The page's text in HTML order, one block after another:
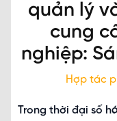
Services
HASECA news
quản lý
cung
nghiệp:
Hợp tác
Trong thời đại số